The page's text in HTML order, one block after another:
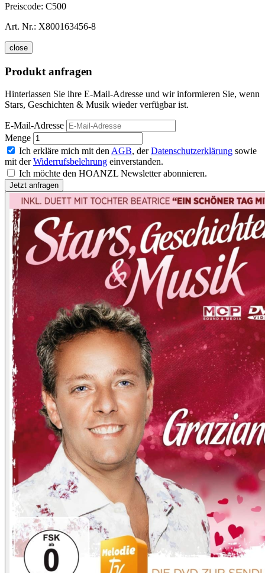
Preiscode: C500
Art. Nr.: X800163456-8
close
Produkt anfragen
Hinterlassen Sie ihre E-Mail-Adresse und wir informieren Sie, wenn
Stars, Geschichten & Musik wieder verfügbar ist.
E-Mail-Adresse
Menge
Ich erkläre mich mit den AGB, derDatenschutzerklärung sowie
mit derWiderrufsbelehrung einverstanden.
Ich möchte den HOANZL Newsletter abonnieren.